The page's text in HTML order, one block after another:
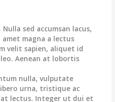
sed accumsan lacus,
magna a lectus
velit sapien, aliquet id
Aenean at lobortis
nulla, vulputate
urna, tristique ac
lectus. Integer ut dui et